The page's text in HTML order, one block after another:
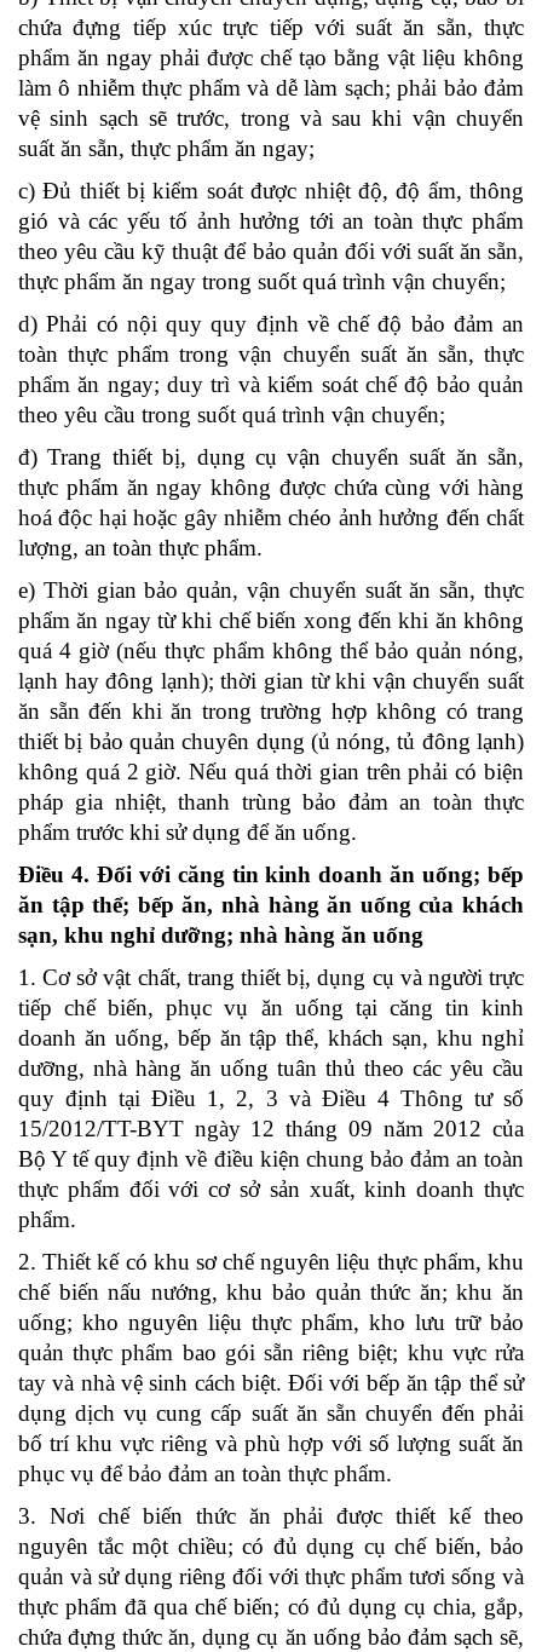
chứa đựng tiếp xúc trực tiếp với suất ăn sẵn, thực
phẩm ăn ngay phải được chế tạo bằng vật liệu không
làm ô nhiễm thực phẩm và dễ làm sạch; phải bảo đảm
vệ sinh sạch sẽ trước, trong và sau khi vận chuyển
suất ăn sẵn, thực phẩm ăn ngay;
c) Đủ thiết bị kiểm soát được nhiệt độ, độ ẩm, thông
gió và các yếu tố ảnh hưởng tới an toàn thực phẩm
theo yêu cầu kỹ thuật để bảo quản đối với suất ăn sẵn,
thực phẩm ăn ngay trong suốt quá trình vận chuyển;
d) Phải có nội quy quy định về chế độ bảo đảm an
toàn thực phẩm trong vận chuyển suất ăn sẵn, thực
phẩm ăn ngay; duy trì và kiểm soát chế độ bảo quản
theo yêu cầu trong suốt quá trình vận chuyển;
đ) Trang thiết bị, dụng cụ vận chuyển suất ăn sẵn,
thực phẩm ăn ngay không được chứa cùng với hàng
hoá độc hại hoặc gây nhiễm chéo ảnh hưởng đến chất
lượng, an toàn thực phẩm.
e) Thời gian bảo quản, vận chuyển suất ăn sẵn, thực
phẩm ăn ngay từ khi chế biến xong đến khi ăn không
quá 4 giờ (nếu thực phẩm không thể bảo quản nóng,
lạnh hay đông lạnh); thời gian từ khi vận chuyển suất
ăn sẵn đến khi ăn trong trường hợp không có trang
thiết bị bảo quản chuyên dụng (ủ nóng, tủ đông lạnh)
không quá 2 giờ. Nếu quá thời gian trên phải có biện
pháp gia nhiệt, thanh trùng bảo đảm an toàn thực
phẩm trước khi sử dụng để ăn uống.
Điều 4. Đối với căng tin kinh doanh ăn uống; bếp
ăn tập thể; bếp ăn, nhà hàng ăn uống của khách
sạn, khu nghỉ dưỡng; nhà hàng ăn uống
1. Cơ sở vật chất, trang thiết bị, dụng cụ và người trực
tiếp chế biến, phục vụ ăn uống tại căng tin kinh
doanh ăn uống, bếp ăn tập thể, khách sạn, khu nghỉ
dưỡng, nhà hàng ăn uống tuân thủ theo các yêu cầu
quy định tạiĐiều 1, 2, 3 và Điều 4 Thông tư số
15/2012/TT-BYT ngày 12 tháng 09 năm 2012 của
Bộ Y tế quy định về điều kiện chung bảo đảm an toàn
thực phẩm đối với cơ sở sản xuất, kinh doanh thực
phẩm.
2. Thiết kế có khu sơ chế nguyên liệu thực phẩm, khu
chế biến nấu nướng, khu bảo quản thức ăn; khu ăn
uống; kho nguyên liệu thực phẩm, kho lưu trữ bảo
quản thực phẩm bao gói sẵn riêng biệt; khu vực rửa
tay và nhà vệ sinh cách biệt. Đối với bếp ăn tập thể sử
dụng dịch vụ cung cấp suất ăn sẵn chuyển đến phải
bố trí khu vực riêng và phù hợp với số lượng suất ăn
phục vụ để bảo đảm an toàn thực phẩm.
3. Nơi chế biến thức ăn phải được thiết kế theo
nguyên tắc một chiều; có đủ dụng cụ chế biến, bảo
quản và sử dụng riêng đối với thực phẩm tươi sống và
thực phẩm đã qua chế biến; có đủ dụng cụ chia, gắp,
chứa đựng thức ăn, dụng cụ ăn uống bảo đảm sạch sẽ,